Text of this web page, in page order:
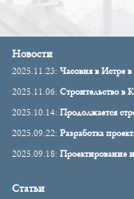
Новости
2025.11.23: Часовня в Истре
2025.11.06: Строительство в
2025.10.14: Продолжается
2025.09.22: Разработка
2025.09.18: Проектирование
Статьи